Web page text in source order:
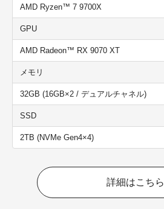
AMD Ryzen™ 7 9700X
GPU
AMD Radeon™ RX 9070 XT
メモリ
32GB (16GB×2 / デュアルチャネル)
SSD
2TB (NVMe Gen4×4)
詳細はこちら